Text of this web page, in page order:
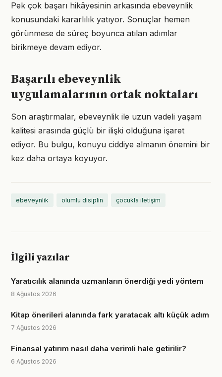
Pek çok başarı hikâyesinin arkasında ebeveynlik
konusundaki kararlılık yatıyor. Sonuçlar hemen
görünmese de süreç boyunca atılan adımlar
birikmeye devam ediyor.
Başarılı ebeveynlik
uygulamalarının ortak noktaları
Son araştırmalar, ebeveynlik ile uzun vadeli yaşam
kalitesi arasında güçlü bir ilişki olduğuna işaret
ediyor. Bu bulgu, konuyu ciddiye almanın önemini bir
kez daha ortaya koyuyor.
ebeveynlik olumlu disiplin çocukla iletişim
İlgili yazılar
Yaratıcılık alanında uzmanların önerdiği yedi yöntem
8 Ağustos 2026
Kitap önerileri alanında fark yaratacak altı küçük adım
7 Ağustos 2026
Finansal yatırım nasıl daha verimli hale getirilir?
6 Ağustos 2026